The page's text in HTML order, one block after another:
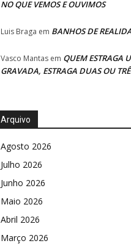
NO QUE VEMOS E OUVIMOS
Luis Braga em BANHOS DE
Vasco Mantas em QUEM ESTRAGA
GRAVADA, ESTRAGA DUAS OU
Arquivo
Agosto 2026
Julho 2026
Junho 2026
Maio 2026
Abril 2026
Março 2026